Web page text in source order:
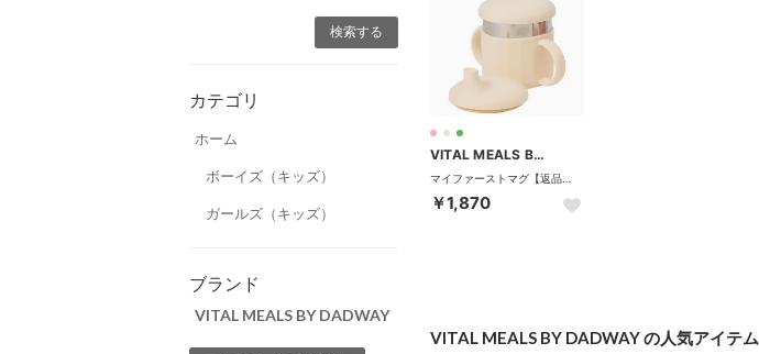
カテゴリ
ホーム
ボーイズ（キッズ）
ガールズ（キッズ）
ブランド
VITAL MEALS BY DADWAY
VITAL MEALS BY DADWAY
￥1,870
VITAL MEALS BY DADWAY の人気アイテム